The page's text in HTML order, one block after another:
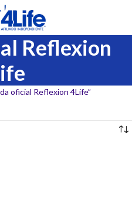
Reflexion
oficial Reflexion 4Life”